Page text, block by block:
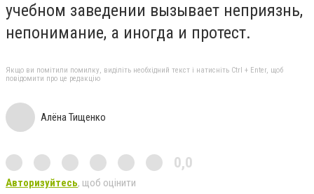
учебном заведении вызывает неприязнь,
непонимание, а иногда и протест.
Якщо ви помітили помилку, виділіть необхідний текст і натисніть Ctrl + Enter, щоб
повідомити про це редакцію
Алёна Тищенко
0,0
Авторизуйтесь, щоб оцінити